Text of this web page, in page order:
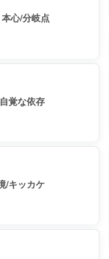
心/分岐点
覚な依存
/キッカケ